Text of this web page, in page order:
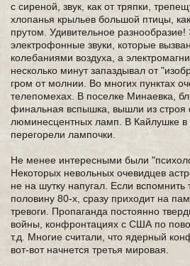
с сиреной, звук, как от тряпки,
хлопанья крыльев большой птицы,
прутом. Удивительное
электрофонные звуки, которые
колебаниями воздуха, а
несколько минут запаздывал от
гром от молнии. Во многих пунктах
телепомехах. В поселке Минаевка,
финальная вспышка, вышли из строя
люминесцентных ламп. В Кайлушке
перегорели лампочки.
Не менее интересными были
Некоторых невольных очевидцев
не на шутку напугал. Если
половину 80-х, сразу приходит на
тревоги. Пропаганда постоянно
войны, конфронтациях с США по
т.д. Многие считали, что ядерный
вот-вот начнется третья мировая.